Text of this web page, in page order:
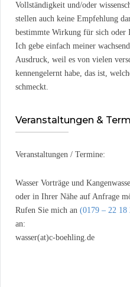
Vollständigkeit und/oder
stellen auch keine Empfehlung
bestimmte Wirkung für sich oder
Ich gebe einfach meiner
Ausdruck, weil es von vielen
kennengelernt habe, das ist,
schmeckt.
Veranstaltungen &
Veranstaltungen / Termine:
Wasser Vorträge und
oder in Ihrer Nähe auf Anfrage
Rufen Sie mich an (0179 – 22 18
an:
wasser(at)c-boehling.de